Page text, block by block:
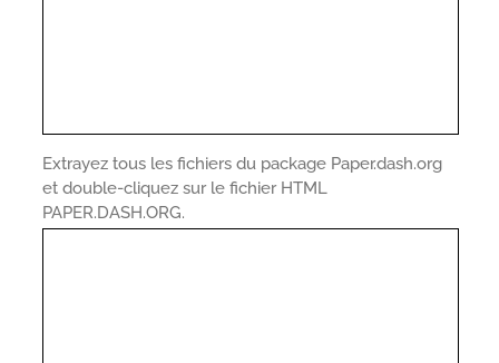
Extrayez tous les fichiers du package Paper.dash.org
et double-cliquez sur le fichier HTML
PAPER.DASH.ORG.